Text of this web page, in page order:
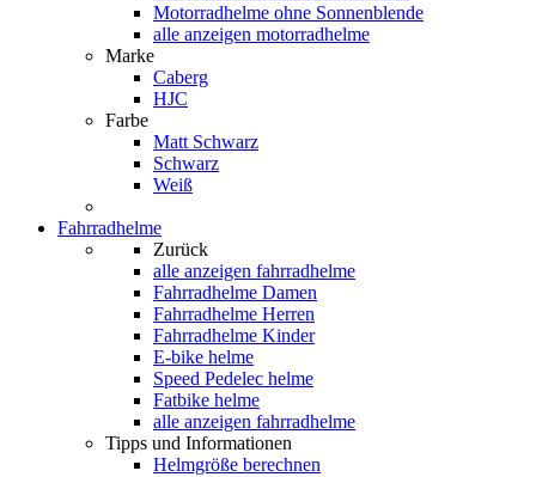
Motorradhelme ohne Sonnenblende
alle anzeigen motorradhelme
Marke
Caberg
HJC
Farbe
Matt Schwarz
Schwarz
Weiß
Fahrradhelme
Zurück
alle anzeigen fahrradhelme
Fahrradhelme Damen
Fahrradhelme Herren
Fahrradhelme Kinder
E-bike helme
Speed Pedelec helme
Fatbike helme
alle anzeigen fahrradhelme
Tipps und Informationen
Helmgröße berechnen